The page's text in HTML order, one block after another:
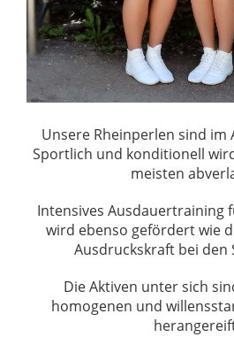
Unsere Rheinperlen sind im
Sportlich und konditionell
meisten
Intensives Ausdauertraining
wird ebenso gefördert wie
Ausdruckskraft bei den
Die Aktiven unter sich
homogenen und